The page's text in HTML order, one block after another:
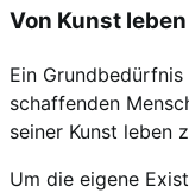
Von Kunst leben
Ein
schaffenden
seiner Kunst leben
Um die eigene